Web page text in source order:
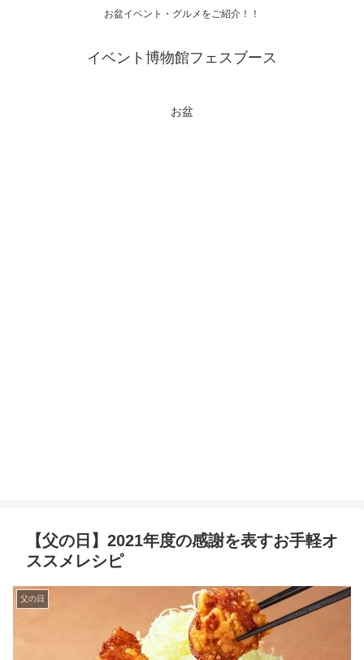
お盆イベント・グルメをご紹介！！
イベント博物館フェスブース
お盆
【父の日】2021年度の感謝を表すお手軽オ
ススメレシピ
父の日